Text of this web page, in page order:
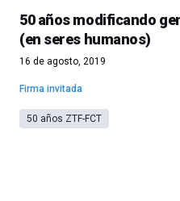
50 años modificando
(en seres humanos)
16 de agosto, 2019
Firma invitada
50 años ZTF-FCT